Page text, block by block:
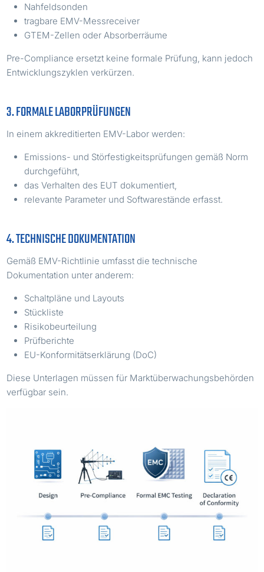
Nahfeldsonden
tragbare EMV-Messreceiver
GTEM-Zellen oder Absorberräume
Pre-Compliance ersetzt keine formale Prüfung, kann jedoch
Entwicklungszyklen verkürzen.
3. FORMALE LABORPRÜFUNGEN
In einem akkreditierten EMV-Labor werden:
Emissions- und Störfestigkeitsprüfungen gemäß Norm
durchgeführt,
das Verhalten des EUT dokumentiert,
relevante Parameter und Softwarestände erfasst.
4. TECHNISCHE DOKUMENTATION
Gemäß EMV-Richtlinie umfasst die technische
Dokumentation unter anderem:
Schaltpläne und Layouts
Stückliste
Risikobeurteilung
Prüfberichte
EU-Konformitätserklärung (DoC)
Diese Unterlagen müssen für Marktüberwachungsbehörden
verfügbar sein.